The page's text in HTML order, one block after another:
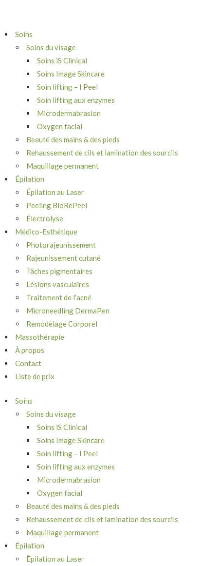
Soins
Soins du visage
Soins iS Clinical
Soins Image Skincare
Soin lifting – I Peel
Soin lifting aux enzymes
Microdermabrasion
Oxygen facial
Beauté des mains & des pieds
Rehaussement de cils et lamination des sourcils
Maquillage permanent
Épilation
Épilation au Laser
Peeling BioRePeel
Électrolyse
Médico-Esthétique
Photorajeunissement
Rajeunissement cutané
Tâches pigmentaires
Lésions vasculaires
Traitement de l’acné
Microneedling DermaPen
Remodelage Corporel
Massothérapie
À propos
Contact
Liste de prix
Soins
Soins du visage
Soins iS Clinical
Soins Image Skincare
Soin lifting – I Peel
Soin lifting aux enzymes
Microdermabrasion
Oxygen facial
Beauté des mains & des pieds
Rehaussement de cils et lamination des sourcils
Maquillage permanent
Épilation
Épilation au Laser